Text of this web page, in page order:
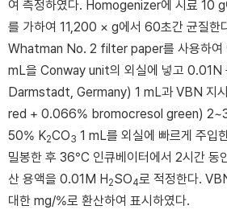
여 측정하였다. Homogenizer에 시료 10
를 가하여 11,200 × g에서 60초간 균질한
Whatman No. 2 filter paper를 사용하여
mL을 Conway unit의 외실에 넣고
Darmstadt, Germany) 1 mL과 VBN 지
red + 0.066% bromocresol green) 2~3
50% K2CO3 1 mL를 외실에 빠르게 주입
밀봉한 후 36°C 인큐베이터에서 2시간 동
산 용액을 0.01M H2SO4로 적정한다.
대한 mg/%로 환산하여 표시하였다.